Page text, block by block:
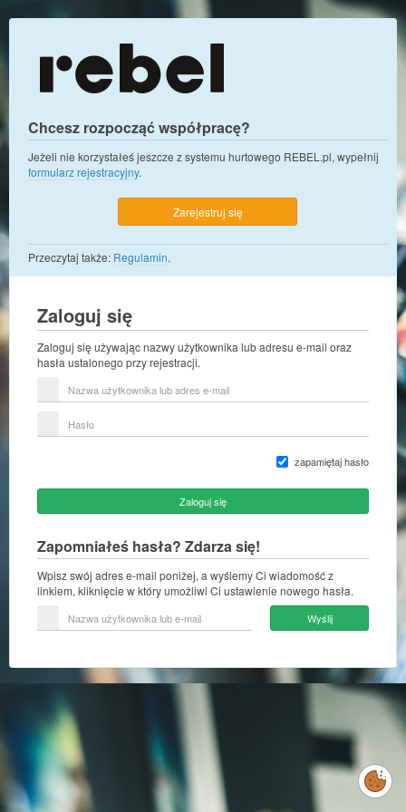
Chcesz rozpocząć współpracę?
Jeżeli nie korzystałeś jeszcze z systemu hurtowego REBEL.pl, wypełnij
formularz rejestracyjny.
Zarejestruj się
Przeczytaj także: Regulamin.
Zaloguj się
Zaloguj się używając nazwy użytkownika lub adresu e-mail oraz
hasła ustalonego przy rejestracji.
użytkownika
e-
zapamiętaj hasło
Zaloguj się
Zapomniałeś hasła? Zdarza się!
Wpisz swój adres e-mail poniżej, a wyślemy Ci wiadomość z
linkiem, kliknięcie w który umożliwi Ci ustawienie nowego hasła.
użytkownika
mail
Wyślij
Zarządzaj
preferencjami
cookies